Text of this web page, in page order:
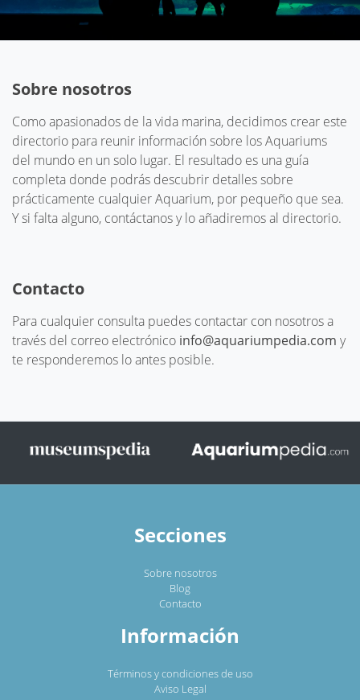
Sobre nosotros
Como apasionados de la vida marina, decidimos crear este
directorio para reunir información sobre los Aquariums
del mundo en un solo lugar. El resultado es una guía
completa donde podrás descubrir detalles sobre
prácticamente cualquier Aquarium, por pequeño que sea.
Y si falta alguno, contáctanos y lo añadiremos al directorio.
Contacto
Para cualquier consulta puedes contactar con nosotros a
través del correo electrónico info@aquariumpedia.com y
te responderemos lo antes posible.
Secciones
Sobre nosotros
Blog
Contacto
Información
Términos y condiciones de uso
Aviso Legal